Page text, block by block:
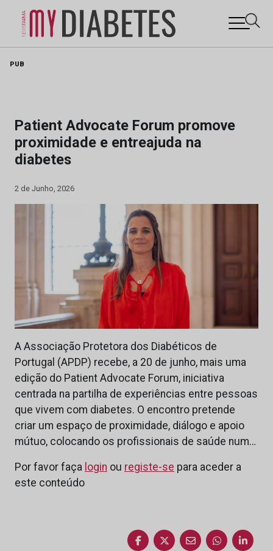
PUB
Patient Advocate Forum promove
proximidade e entreajuda na
diabetes
2 de Junho, 2026
A Associação Protetora dos Diabéticos de
Portugal (APDP) recebe, a 20 de junho, mais uma
edição do Patient Advocate Forum, iniciativa
centrada na partilha de experiências entre pessoas
que vivem com diabetes. O encontro pretende
criar um espaço de proximidade, diálogo e apoio
mútuo, colocando os profissionais de saúde num…
Por favor faça login ou registe-se para aceder a
este conteúdo